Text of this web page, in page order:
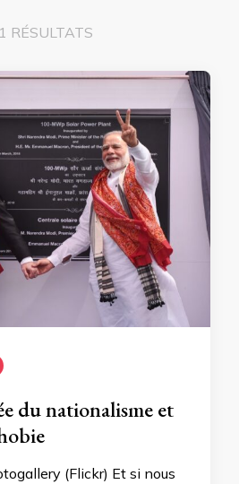
RÉSULTATS
du nationalisme et
(Flickr) Et si nous